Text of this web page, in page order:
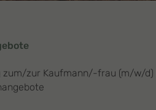
zum/zur Kaufmann/-frau (m/w/d)